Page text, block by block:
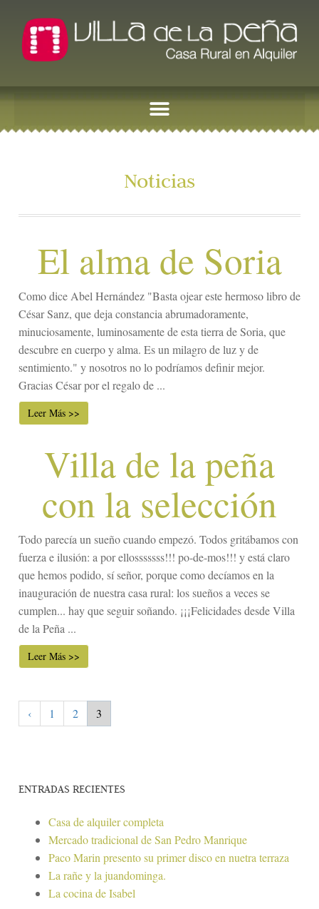
Noticias
El alma de Soria
Como dice Abel Hernández "Basta ojear este hermoso libro de
César Sanz, que deja constancia abrumadoramente,
minuciosamente, luminosamente de esta tierra de Soria, que
descubre en cuerpo y alma. Es un milagro de luz y de
sentimiento." y nosotros no lo podríamos definir mejor.
Gracias César por el regalo de ...
Leer Más >>
Villa de la peña
con la selección
Todo parecía un sueño cuando empezó. Todos gritábamos con
fuerza e ilusión: a por ellosssssss!!! po-de-mos!!! y está claro
que hemos podido, sí señor, porque como decíamos en la
inauguración de nuestra casa rural: los sueños a veces se
cumplen... hay que seguir soñando. ¡¡¡Felicidades desde Villa
de la Peña ...
Leer Más >>
‹ 1 2 3
ENTRADAS RECIENTES
Casa de alquiler completa
Mercado tradicional de San Pedro Manrique
Paco Marin presento su primer disco en nuetra terraza
La rañe y la juandominga.
La cocina de Isabel